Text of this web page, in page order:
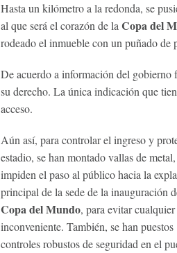
Hasta un kilómetro a la redonda, se
al que será el corazón de laCopa del
rodeado el inmueble con un puñado de
De acuerdo a información del gobierno
su derecho. La única indicación que
acceso.
Aún así, para controlar el ingreso y
estadio, se han montado vallas de
impiden el paso al público hacia la
principal de la sede de la inauguración
Copa del Mundo, para evitar cualquier
inconveniente. También, se han puestos
controles robustos de seguridad en el